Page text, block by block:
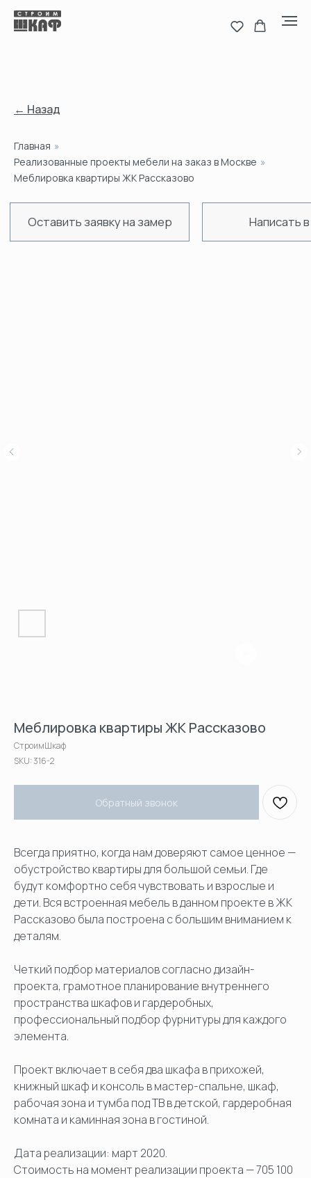
← Назад
Главная »
Реализованные проекты мебели на заказ в Москве »
Меблировка квартиры ЖК Рассказово
Оставить заявку на замер Написать в MAX
Меблировка квартиры ЖК Рассказово
СтроимШкаф
SKU:316-2
Обратный звонок
Всегда приятно, когда нам доверяют самое ценное —
обустройство квартиры для большой семьи. Где
будут комфортно себя чувствовать и взрослые и
дети. Вся встроенная мебель в данном проекте в ЖК
Рассказово была построена с большим вниманием к
деталям.
Четкий подбор материалов согласно дизайн-
проекта, грамотное планирование внутреннего
пространства шкафов и гардеробных,
профессиональный подбор фурнитуры для каждого
элемента.
Проект включает в себя два шкафа в прихожей,
книжный шкаф и консоль в мастер-спальне, шкаф,
рабочая зона и тумба под ТВ в детской, гардеробная
комната и каминная зона в гостиной.
Дата реализации: март 2020.
Стоимость на момент реализации проекта — 705 100